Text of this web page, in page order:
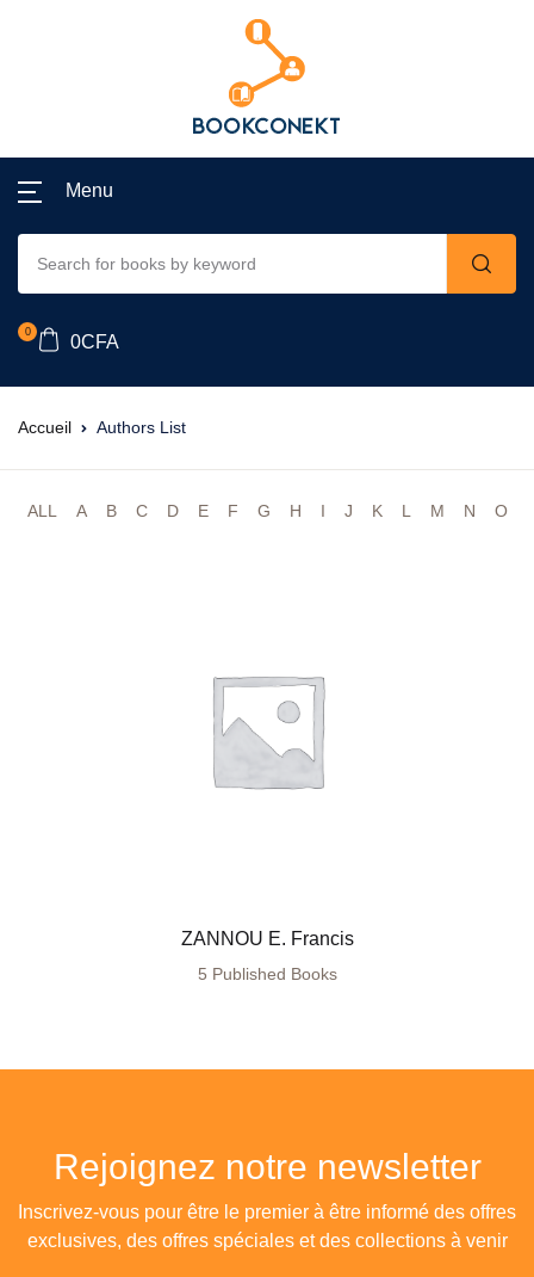
Menu
0
0CFA
Accueil Authors List
ALL A B C D E F G H I J K L M N O
ZANNOU E. Francis
5 Published Books
Rejoignez notre newsletter
Inscrivez-vous pour être le premier à être informé des offres
exclusives, des offres spéciales et des collections à venir